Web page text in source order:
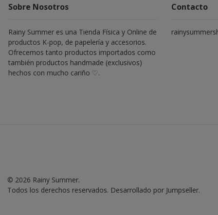
Sobre Nosotros
Rainy Summer es una Tienda Física y Online de
productos K-pop, de papelería y accesorios.
Ofrecemos tanto productos importados como
también productos handmade (exclusivos)
hechos con mucho cariño ♡.
Contacto
© 2026 Rainy Summer.
Todos los derechos reservados. Desarrollado por Jumpseller.